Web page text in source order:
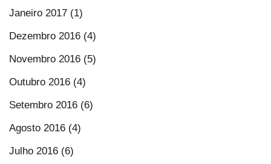
Janeiro 2017 (1)
Dezembro 2016 (4)
Novembro 2016 (5)
Outubro 2016 (4)
Setembro 2016 (6)
Agosto 2016 (4)
Julho 2016 (6)